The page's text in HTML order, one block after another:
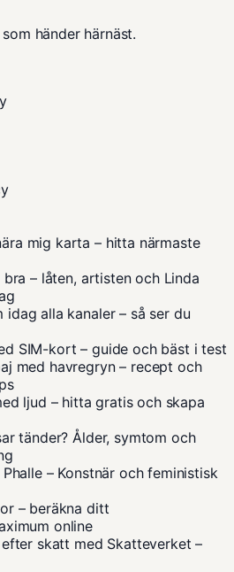
händer härnäst.
mig karta – hitta närmaste
– låten, artisten och Linda
idag alla kanaler – så ser du
SIM-kort – guide och bäst i test
med havregryn – recept och
ljud – hitta gratis och skapa
tänder? Ålder, symtom och
– Konstnär och feministisk
– beräkna ditt
online
skatt med Skatteverket –